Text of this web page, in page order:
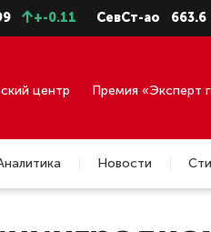
+-0.11 СевСт-ао 663.6
центр Премия «Эксперт
Новости